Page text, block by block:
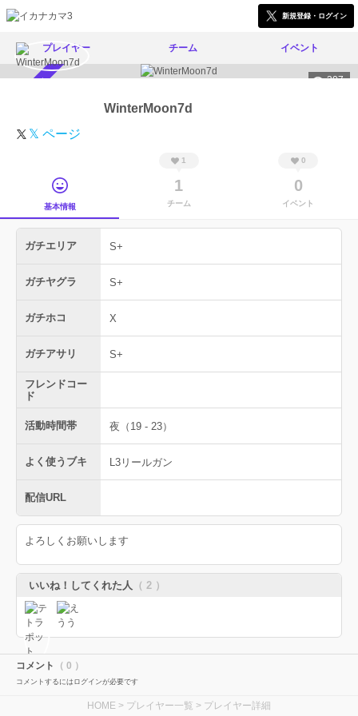
新規登録・ログイン
プレイヤー チーム イベント
307
WinterMoon7d
𝕏 ページ
基本情報
1
1
チーム
0
0
イベント
ガチエリア S+
ガチヤグラ S+
ガチホコ X
ガチアサリ S+
フレンドコー
ド
活動時間帯 夜（19 - 23）
よく使うブキ L3リールガン
配信URL
よろしくお願いします
いいね！してくれた人 （ 2 ）
コメント （ 0 ）
コメントするにはログインが必要です
HOME > プレイヤー一覧 > プレイヤー詳細